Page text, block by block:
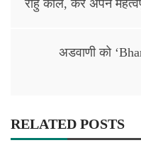
राहु काल, करें अपने
अडवाणी को
RELATED POSTS